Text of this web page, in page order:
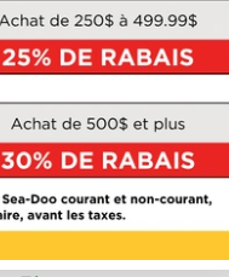
EM5000S3CT2
À partir de3 186 $